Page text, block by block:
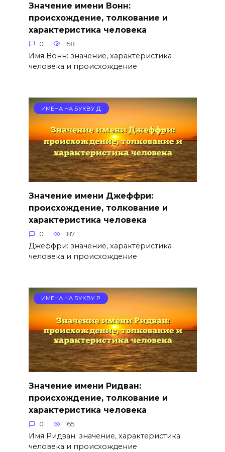
Значение имени Вонн:
происхождение, толкование и
характеристика человека
0 158
Имя Вонн: значение, характеристика
человека и происхождение
ИМЕНА НА БУКВУ Д
Значение имени Джеффри:
происхождение, толкование и
характеристика человека
0 187
Джеффри: значение, характеристика
человека и происхождение
ИМЕНА НА БУКВУ Р
Значение имени Ридван:
происхождение, толкование и
характеристика человека
0 165
Имя Ридван: значение, характеристика
человека и происхождение